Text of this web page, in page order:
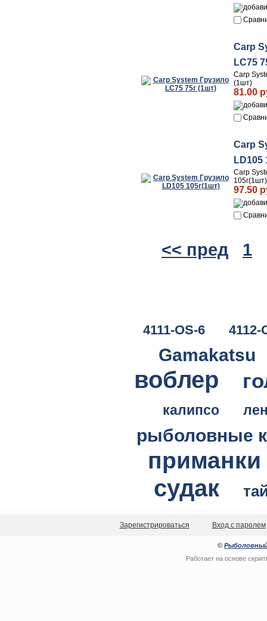
Carp
LC75
Carp
(1шт)
81.00
Carp
LD105
Carp
105г(1шт)
97.50
<< пред 1
4111-OS-6 4112-
Gamakatsu
воблер
калипсо
рыболовные
приманки
судак
Зарегистрироваться Вход с паролем
© Рыболовный
Работает на основе